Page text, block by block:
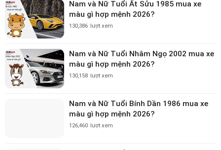
Nam và Nữ Tuổi Ất Sửu 1985 mua xe
màu gì hợp mệnh 2026?
130,386 lượt xem
Nam và Nữ Tuổi Nhâm Ngọ 2002 mua xe
màu gì hợp mệnh 2026?
130,158 lượt xem
Nam và Nữ Tuổi Bính Dần 1986 mua xe
màu gì hợp mệnh 2026?
126,460 lượt xem